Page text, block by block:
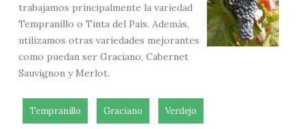
trabajamos principalmente la variedad
Tempranillo o Tinta del País. Además,
utilizamos otras variedades mejorantes
como puedan ser Graciano, Cabernet
Sauvignon y Merlot.
Tempranillo Graciano Verdejo